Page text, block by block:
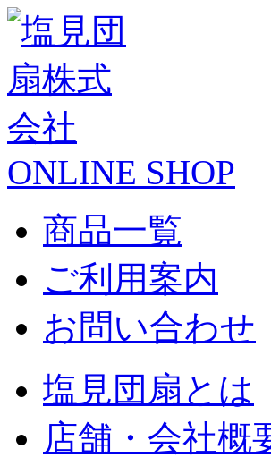
ONLINE SHOP
商品一覧
ご利用案内
お問い合わせ
塩見団扇とは
店舗・会社概